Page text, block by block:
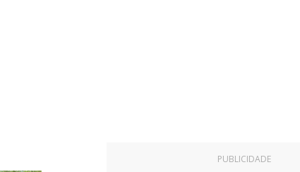
PUBLICIDADE